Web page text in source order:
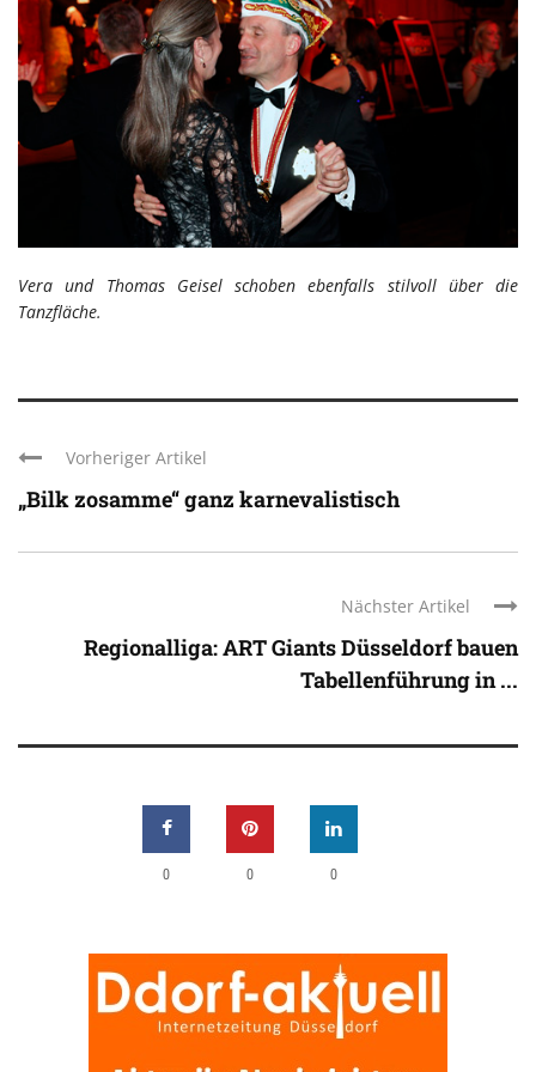
Vera und Thomas Geisel schoben ebenfalls stilvoll über die
Tanzfläche.
Vorheriger Artikel
„Bilk zosamme“ ganz karnevalistisch
Nächster Artikel
Regionalliga: ART Giants Düsseldorf bauen
Tabellenführung in ...
0 0 0